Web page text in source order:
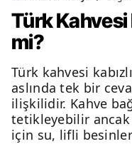
Türk Kahvesi
mi?
Türk kahvesi
aslında tek bir
ilişkilidir. Kahve
tetikleyebilir ancak
için su, lifli